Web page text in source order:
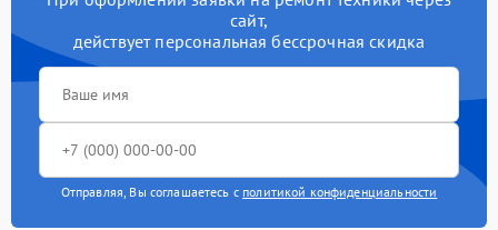
сайт,
действует персональная бессрочная скидка
Отправляя, Вы соглашаетесь с политикой конфиденциальности